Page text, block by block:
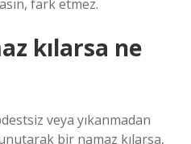
fark etmez.
kılarsa ne
veya yıkanmadan
bir namaz kılarsa,